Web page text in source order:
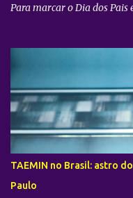
Para marcar o Dia dos
campanha parte de uma
famílias: o hábito dos pais
sobra dos pedidos de seus
08 e 09 de agosto , já que
metade, eles também
Batata. “Momentos
isso, nosso objetivo é
oferecendo uma batata no
TAEMIN no Brasil: astro
Paulo